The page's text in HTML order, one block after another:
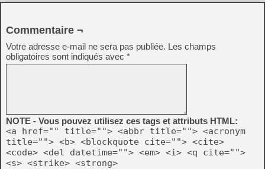
Commentaire ¬
Votre adresse e-mail ne sera pas publiée. Les champs
obligatoires sont indiqués avec *
NOTE - Vous pouvez utilisez ces tags et attributs HTML:
<a href="" title=""> <abbr title=""> <acronym
title=""> <b> <blockquote cite=""> <cite>
<code> <del datetime=""> <em> <i> <q cite="">
<s> <strike> <strong>